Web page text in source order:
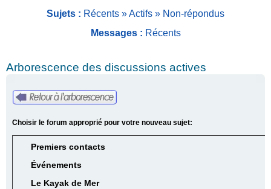
Sujets : Récents »Actifs » Non-répondus
Messages : Récents
Arborescence des discussions actives
Choisir le forum approprié pour votre nouveau sujet:
Premiers contacts
Événements
Le Kayak de Mer